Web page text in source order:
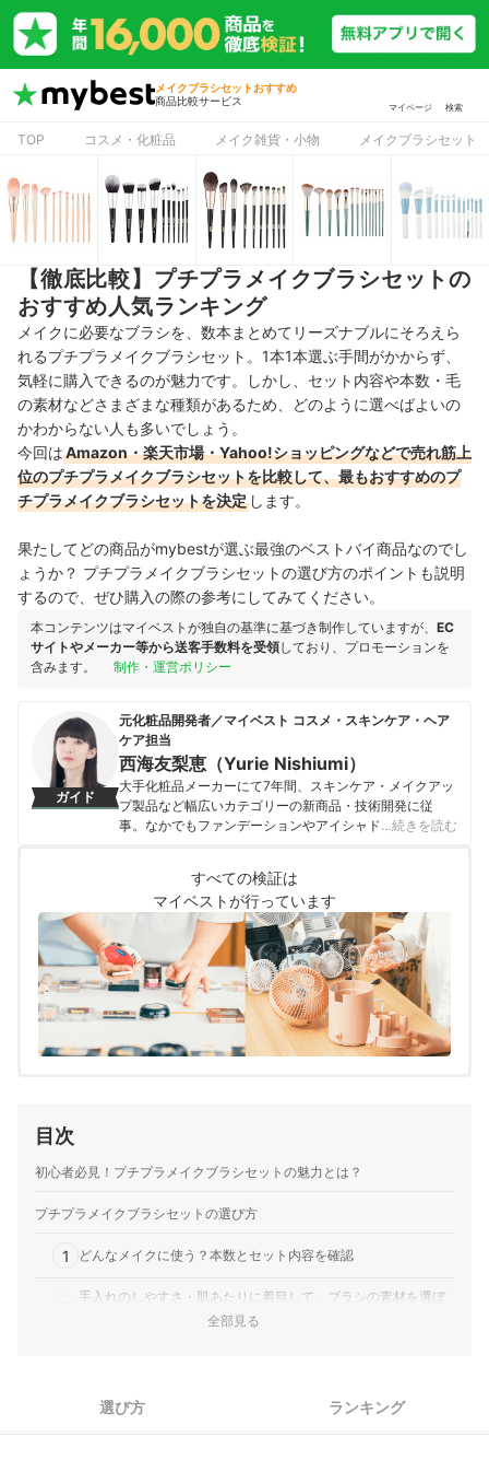
メイクブラシセットおすすめ
商品比較サービス
マイページ 検索
TOP コスメ・化粧品 メイク雑貨・小物 メイクブラシセット
【徹底比較】プチプラメイクブラシセットの
おすすめ人気ランキング
メイクに必要なブラシを、数本まとめてリーズナブルにそろえら
れるプチプラメイクブラシセット。1本1本選ぶ手間がかからず、
気軽に購入できるのが魅力です。
しかし、 セット内容や本数・ 毛
の素材などさまざまな種類があるため、
どのように選べばよいの
かわからない人も多いでしょう。
今回はAmazon・楽天市場・Yahoo!ショッピングなどで売れ筋上
位のプチプラメイクブラシセットを比較して、最もおすすめのプ
チプラメイクブラシセットを決定 します。
果たしてどの商品がmybestが選ぶ最強のベストバイ商品なのでし
ょうか？ プチプラメイクブラシセットの選び方のポイントも説明
するので、ぜひ購入の際の参考にしてみてください。
本コンテンツはマイベストが独自の基準に基づき制作していますが、 EC
サイトやメーカー等から送客手数料を受領しており、プロモーションを
含みます。
制作・運営ポリシー
ガイド
元化粧品開発者／マイベスト コスメ・スキンケア・ヘア
ケア担当
西海友梨恵（Yurie Nishiumi）
大手化粧品メーカーにて7年間、スキンケア・メイクアッ
プ製品など幅広いカテゴリーの新商品・技術開発に従
事。なかでもファンデーションやアイシャドウ、口紅な
1500点以上のコスメを比較検証。開発現場で培った知識
をもとに、成分や処方の背景をふまえながら、専門的な
内容もユーザーにわかりやすく伝えることを大切にしな
がらコンテンツを制作している。
西海友梨恵（Yurie Nishiumi）のプロフィール
…続きを読む
すべての検証は
マイベストが行っています
目次
初心者必見！プチプラメイクブラシセットの魅力とは？
プチプラメイクブラシセットの選び方
1 どんなメイクに使う？本数とセット内容を確認
手入れのしやすさ・肌あたりに着目して、ブラシの素材を選ぼ
プチプラメイクブラシセット全9商品おすすめ人気ランキング
全部見る
選び方 ランキング